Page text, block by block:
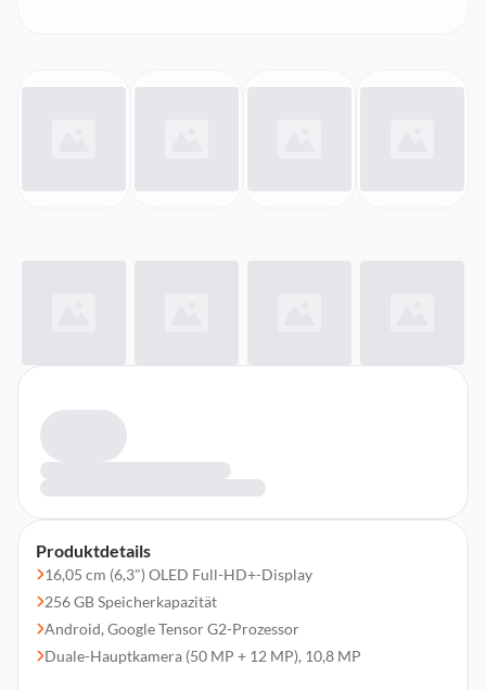
Produktdetails
16,05 cm (6,3") OLED Full-HD+-Display
256 GB Speicherkapazität
Android, Google Tensor G2-Prozessor
Duale-Hauptkamera (50 MP + 12 MP), 10,8 MP